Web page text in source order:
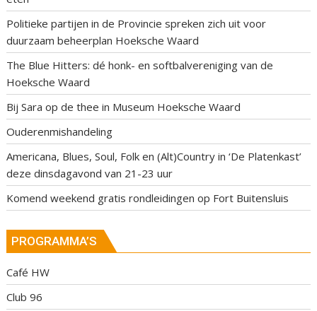
Politieke partijen in de Provincie spreken zich uit voor
duurzaam beheerplan Hoeksche Waard
The Blue Hitters: dé honk- en softbalvereniging van de
Hoeksche Waard
Bij Sara op de thee in Museum Hoeksche Waard
Ouderenmishandeling
Americana, Blues, Soul, Folk en (Alt)Country in ‘De Platenkast’
deze dinsdagavond van 21-23 uur
Komend weekend gratis rondleidingen op Fort Buitensluis
PROGRAMMA’S
Café HW
Club 96